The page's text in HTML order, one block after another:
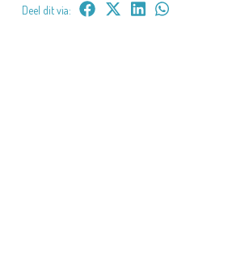
Deel dit via: